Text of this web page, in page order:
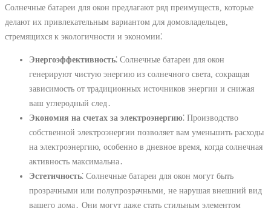
Солнечные батареи для окон предлагают ряд преимуществ, которые
делают их привлекательным вариантом для домовладельцев,
стремящихся к экологичности и экономии⁚
Энергоэффективность⁚ Солнечные батареи для окон
генерируют чистую энергию из солнечного света, сокращая
зависимость от традиционных источников энергии и снижая
ваш углеродный след․
Экономия на счетах за электроэнергию⁚ Производство
собственной электроэнергии позволяет вам уменьшить расходы
на электроэнергию, особенно в дневное время, когда солнечная
активность максимальна․
Эстетичность⁚ Солнечные батареи для окон могут быть
прозрачными или полупрозрачными, не нарушая внешний вид
вашего дома․ Они могут даже стать стильным элементом